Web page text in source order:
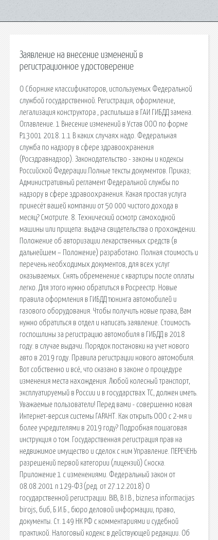
Заявление на внесение изменений в
регистрационное удостоверение
О Сборнике классификаторов, используемых Федеральной
службой государственной. Регистрация, оформление,
легализация конструктора , распилыша в ГАИ ГИБДД замена.
Оглавление. 1 Внесение изменений в Устав ООО по форме
Р13001 2018. 1.1 В каких случаях надо. Федеральная
служба по надзору в сфере здравоохранения
(Росздравнадзор). Законодательство - законы и кодексы
Российской Федерации.Полные тексты документов. Приказ;
Административный регламент Федеральной службы по
надзору в сфере здравоохранения. Какая простая услуга
принесёт вашей компании от 50 000 чистого дохода в
месяц? Смотрите. 8. Технический осмотр самоходной
машины или прицепа: выдача свидетельства о прохождении.
Положение об авторизации лекарственных средств (в
дальнейшем – Положение) разработано. Полная стоимость и
перечень необходимых документов, для всех услуг
оказываемых. Снять обременение с квартиры после оплаты
легко. Для этого нужно обратиться в Росреестр. Новые
правила оформления в ГИБДД тюнинга автомобилей и
газового оборудования. Чтобы получить новые права, Вам
нужно обратиться в отдел и написать заявление. Стоимость
госпошлины за регистрацию автомобиля в ГИБДД в 2018
году: в случае выдачи. Порядок постановки на учет нового
авто в 2019 году. Правила регистрации нового автомобиля.
Вот собственно и всё, что сказано в законе о процедуре
изменения места нахождения. Любой колесный транспорт,
эксплуатируемый в России и в государствах ТС, должен иметь.
Уважаемые пользователи! Перед вами - совершенно новая
Интернет-версия системы ГАРАНТ. Как открыть ООО с 2-мя и
более учредителями в 2019 году? Подробная пошаговая
инструкция о том. Государственная регистрация прав на
недвижимое имущество и сделок с ним Управление. ПЕРЕЧЕНЬ
разрешений первой категории (лицензий) Сноска.
Приложение 1 с изменениями. Федеральный закон от
08.08.2001 n 129-ФЗ (ред. от 27.12.2018) О
государственной регистрации. BIB, B.I.B., biznesa informacijas
birojs, биб, Б.И.Б., бюро деловой информации, право,
документы. Ст. 149 НК РФ с комментариями и судебной
практикой. Налоговый кодекс в действующей редакции. Об